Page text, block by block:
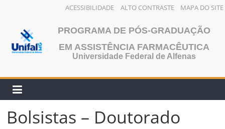
ACESSIBILIDADE ALTO CONTRASTE MAPA DO SITE
PROGRAMA DE PÓS-GRADUAÇÃO
EM ASSISTÊNCIA FARMACÊUTICA
Universidade Federal de Alfenas
Bolsistas – Doutorado